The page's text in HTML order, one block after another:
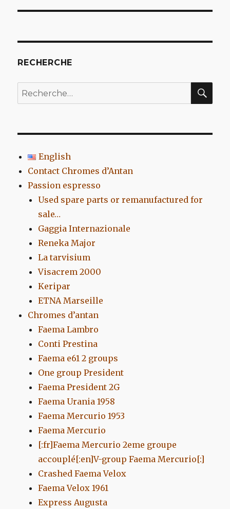
RECHERCHE
Recherche
pour
English
Contact Chromes d’Antan
Passion espresso
Used spare parts or remanufactured for
sale…
Gaggia Internazionale
Reneka Major
La tarvisium
Visacrem 2000
Keripar
ETNA Marseille
Chromes d’antan
Faema Lambro
Conti Prestina
Faema e61 2 groups
One group President
Faema President 2G
Faema Urania 1958
Faema Mercurio 1953
Faema Mercurio
[:fr]Faema Mercurio 2eme groupe
accouplé[:en]V-group Faema Mercurio[:]
Crashed Faema Velox
Faema Velox 1961
Express Augusta